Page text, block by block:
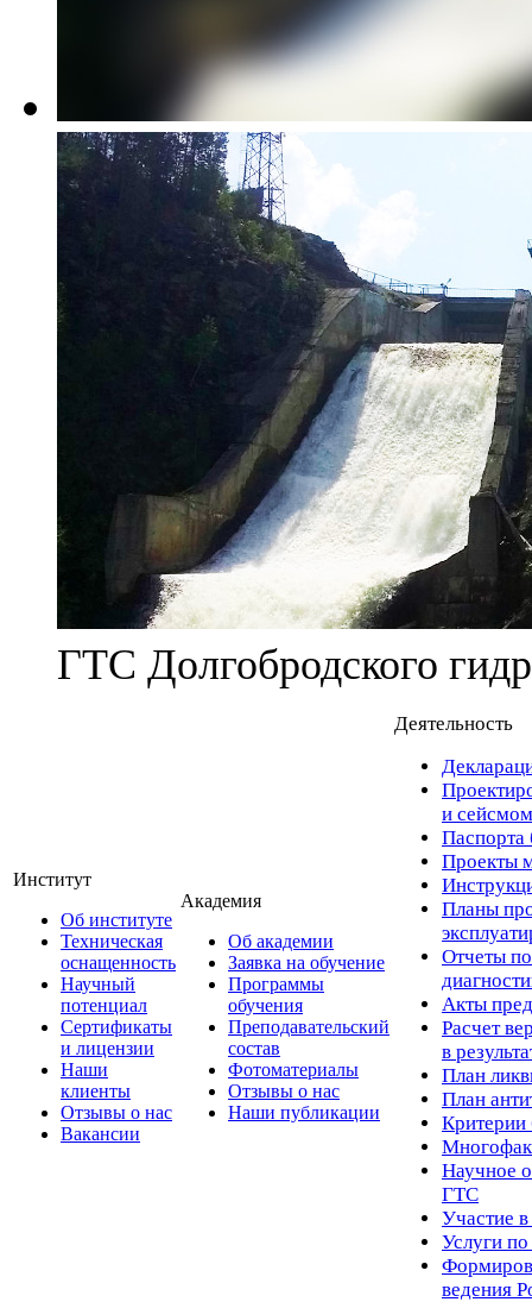
ГТС Долгобродского
Институт
Об институте
Техническая
оснащенность
Научный
потенциал
Сертификаты
и лицензии
Наши
клиенты
Отзывы о нас
Вакансии
Академия
Об академии
Заявка на обучение
Программы
обучения
Преподавательский
состав
Фотоматериалы
Отзывы о нас
Наши публикации
Деятельность
и
Паспорта
Проекты
Планы
Отчеты по
Акты
Расчет
в
План
План
Критерии
Научное
ГТС
Участие
Услуги
ведения